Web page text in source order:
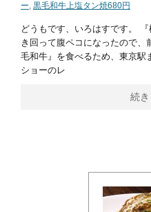
ー, 黒毛和牛上塩タン焼680円
どうもです、いろはすです。
き回って腹ペコになったので
毛和牛』を食べるため、東京駅
ショーのレ
続